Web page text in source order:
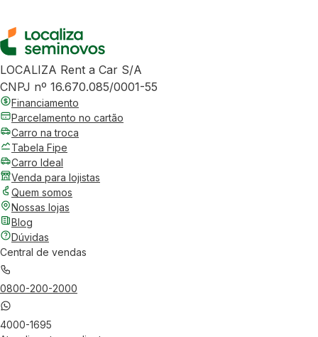
LOCALIZA Rent a Car S/A
CNPJ nº 16.670.085/0001-55
Financiamento
Parcelamento no cartão
Carro na troca
Tabela Fipe
Carro Ideal
Venda para lojistas
Quem somos
Nossas lojas
Blog
Dúvidas
Central de vendas
0800-200-2000
4000-1695